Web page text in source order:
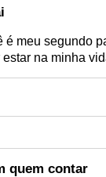
do carinho
é meu segundo
na minha
quem contar